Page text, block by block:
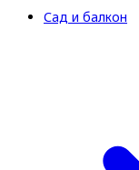
Сад и балкон